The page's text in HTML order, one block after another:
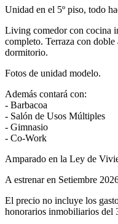
Unidad en el 5º piso, todo
Living comedor con cocina
completo. Terraza con
dormitorio.
Fotos de unidad modelo.
Además contará con:
- Barbacoa
- Salón de Usos Múltiples
- Gimnasio
- Co-Work
Amparado en la Ley de
A estrenar en Setiembre
El precio no incluye los
honorarios inmobiliarios del